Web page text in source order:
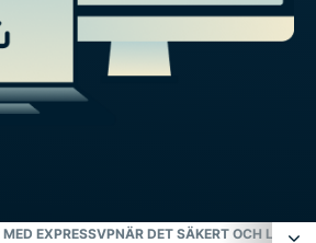
EXPRESSVPNÄR DET SÄKERT OCH